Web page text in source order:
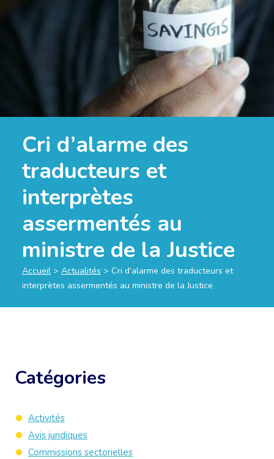
Cri d’alarme des
traducteurs et
interprètes
assermentés au
ministre de la Justice
Accueil > Actualités > Cri d’alarme des traducteurs et
interprètes assermentés au ministre de la Justice
Catégories
Activités
Avis juridiques
Commissions sectorielles